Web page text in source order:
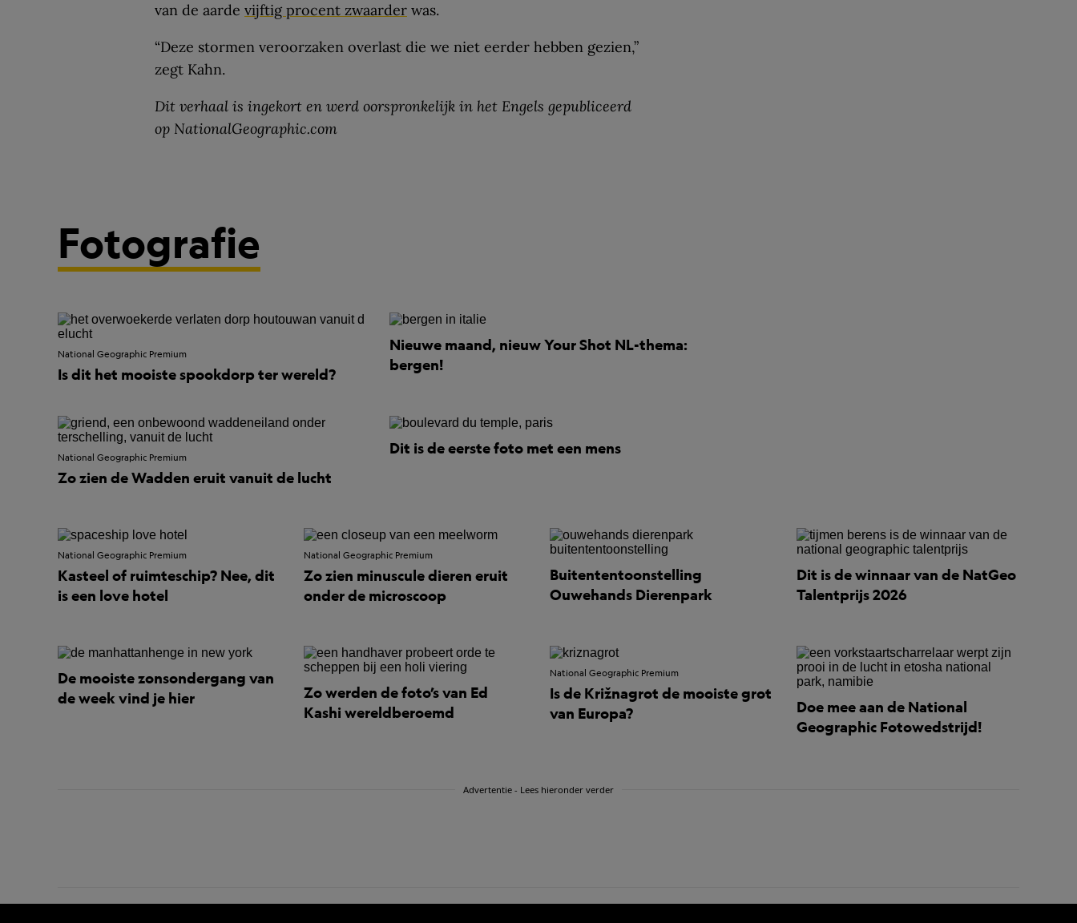
van de aarde vijftig procent zwaarder was.
“Deze stormen veroorzaken overlast die we niet eerder hebben gezien,”
zegt Kahn.
Dit verhaal is ingekort en werd oorspronkelijk in het Engels gepubliceerd
op NationalGeographic.com
Fotografie
National Geographic Premium
Is dit het mooiste spookdorp ter wereld?
Nieuwe maand, nieuw Your Shot NL-thema:
bergen!
National Geographic Premium
Zo zien de Wadden eruit vanuit de lucht
Dit is de eerste foto met een mens
National Geographic Premium
Kasteel of ruimteschip? Nee, dit
is een love hotel
National Geographic Premium
Zo zien minuscule dieren eruit
onder de microscoop
Buitententoonstelling
Ouwehands Dierenpark
Dit is de winnaar van de NatGeo
Talentprijs 2026
De mooiste zonsondergang van
de week vind je hier
Zo werden de foto’s van Ed
Kashi wereldberoemd
National Geographic Premium
Is de Križnagrot de mooiste grot
van Europa?
Doe mee aan de National
Geographic Fotowedstrijd!
Advertentie - Lees hieronder verder